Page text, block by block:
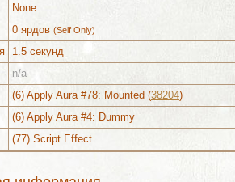
None
0 ярдов (Self Only)
1.5 секунд
n/a
(6) Apply Aura #78: Mounted (38204)
(6) Apply Aura #4: Dummy
(77) Script Effect
Дополнительно (5) Критерий
Дополнительно (5) Критерий